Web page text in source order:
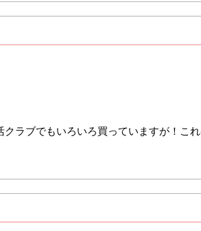
クラブでもいろいろ買っていますが！こ